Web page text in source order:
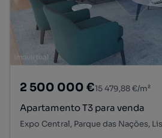
2 500 000 €15 479,88 €/m²
Apartamento T3 para venda
Expo Central, Parque das Nações,